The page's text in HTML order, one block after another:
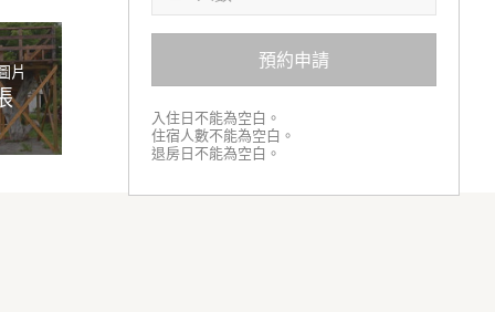
預約申請
入住日不能為空白。
住宿人數不能為空白。
退房日不能為空白。
片